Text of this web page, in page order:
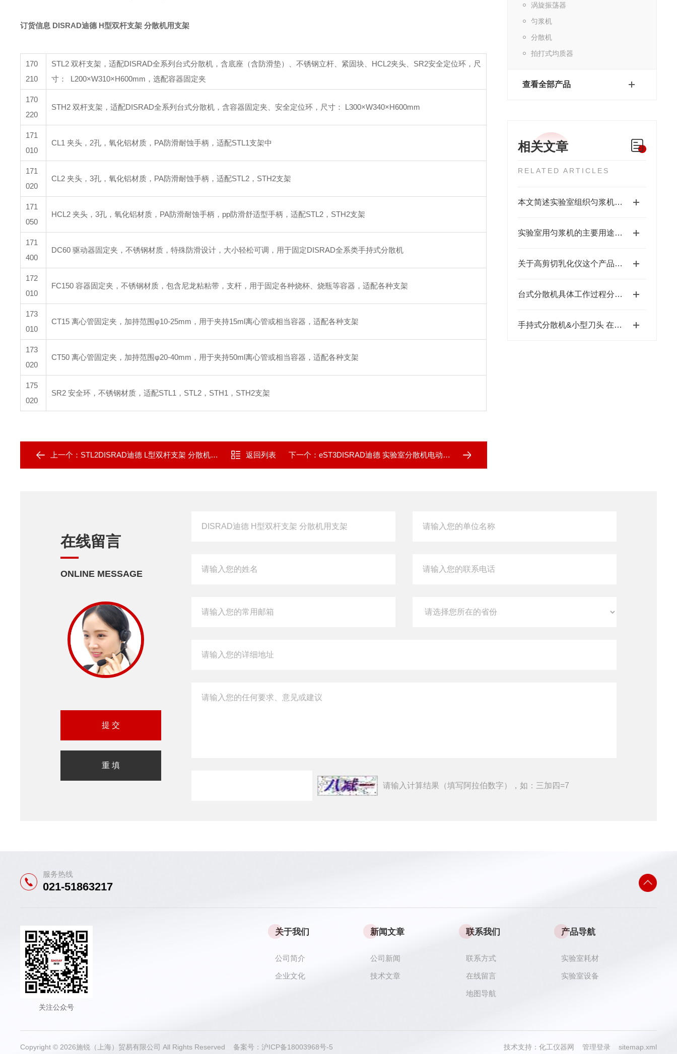
涡旋振荡器
匀浆机
分散机
拍打式均质器
查看全部产品
相关文章
RELATED ARTICLES
本文简述实验室组织匀浆机的核心原理
实验室用匀浆机的主要用途及工作原理如下
关于高剪切乳化仪这个产品你了解多少呢
台式分散机具体工作过程分为以下四个阶段
手持式分散机&小型刀头 在动植物组织处理中的具体应用
订货信息 DISRAD迪德 H型双杆支架 分散机用支架
170
210
STL2 双杆支架，适配DISRAD全系列台式分散机，含底座（含防滑垫）、不锈钢立杆、紧固块、HCL2夹头、SR2安全定位环，尺
寸：
L200×W310×H600mm，选配容器固定夹
170
220
STH2 双杆支架，适配DISRAD全系列台式分散机，含容器固定夹、安全定位环，尺寸： L300×W340×H600mm
171
010
CL1 夹头，2孔，氧化铝材质，PA防滑耐蚀手柄，适配STL1支架中
171
020
CL2 夹头，3孔，氧化铝材质，PA防滑耐蚀手柄，适配STL2，STH2支架
171
050
HCL2 夹头，3孔，氧化铝材质，PA防滑耐蚀手柄，pp防滑舒适型手柄，适配STL2，STH2支架
171
400
DC60 驱动器固定夹，不锈钢材质，特殊防滑设计，大小轻松可调，用于固定DISRAD全系类手持式分散机
172
010
FC150 容器固定夹，不锈钢材质，包含尼龙粘粘带，支杆，用于固定各种烧杯、烧瓶等容器，适配各种支架
173
010
CT15 离心管固定夹，加持范围φ10-25mm，用于夹持15ml离心管或相当容器，适配各种支架
173
020
CT50 离心管固定夹，加持范围φ20-40mm，用于夹持50ml离心管或相当容器，适配各种支架
175
020
SR2 安全环，不锈钢材质，适配STL1，STL2，STH1，STH2支架
上一个： STL2DISRAD迪德 L型双杆支架 分散机用支架 返回列表 下一个： eST3DISRAD迪德 实验室分散机电动支架 升降支架
在线留言
ONLINE MESSAGE
请输入计算结果（填写阿拉伯数字），如：三加四=7
服务热线
021-51863217
关注公众号
关于我们
公司简介
企业文化
新闻文章
公司新闻
技术文章
联系我们
联系方式
在线留言
地图导航
产品导航
实验室耗材
实验室设备
Copyright © 2026施锐（上海）贸易有限公司 All Rights Reserved 备案号：沪ICP备18003968号-5 技术支持： 化工仪器网 管理登录 sitemap.xml